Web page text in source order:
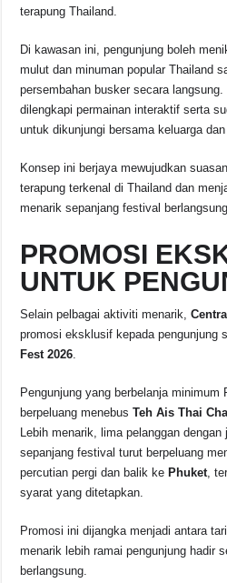
terapung Thailand.
Di kawasan ini, pengunjung boleh
mulut dan minuman popular Thailand
persembahan busker secara
dilengkapi permainan interaktif serta
untuk dikunjungi bersama keluarga
Konsep ini berjaya mewujudkan
terapung terkenal di Thailand dan
menarik sepanjang festival
PROMOSI
UNTUK
Selain pelbagai aktiviti menarik,
promosi eksklusif kepada pengunjung
Fest 2026.
Pengunjung yang berbelanja minimum
berpeluang menebusTeh Ais Thai
Lebih menarik, lima pelanggan
sepanjang festival turut berpeluang
percutian pergi dan balik ke Phuket,
syarat yang ditetapkan.
Promosi ini dijangka menjadi antara
menarik lebih ramai pengunjung hadir
berlangsung.